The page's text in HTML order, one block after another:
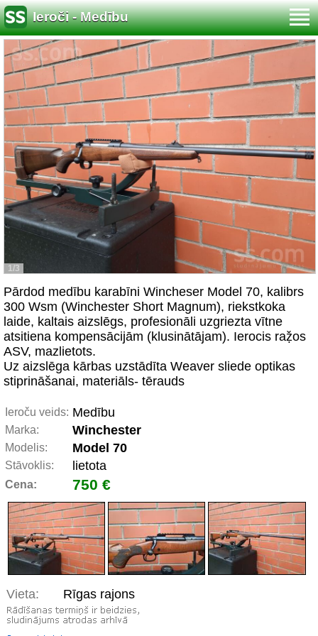
Ieroči - Medību
1/3
Pārdod medību karabīni Wincheser Model 70, kalibrs
300 Wsm (Winchester Short Magnum), riekstkoka
laide, kaltais aizslēgs, profesionāli uzgriezta vītne
atsitiena kompensācijām (klusinātājam). Ierocis raẓ̌os
ASV, mazlietots.
Uz aizslēga kārbas uzstādīta Weaver sliede optikas
stiprināšanai, materiāls- tērauds
Ieroču veids: Medību
Marka: Winchester
Modelis: Model 70
Stāvoklis: lietota
Cena: 750 €
Vieta: Rīgas rajons